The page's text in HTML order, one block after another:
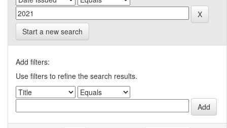
Start a new search
Add filters:
Use filters to refine the search results.